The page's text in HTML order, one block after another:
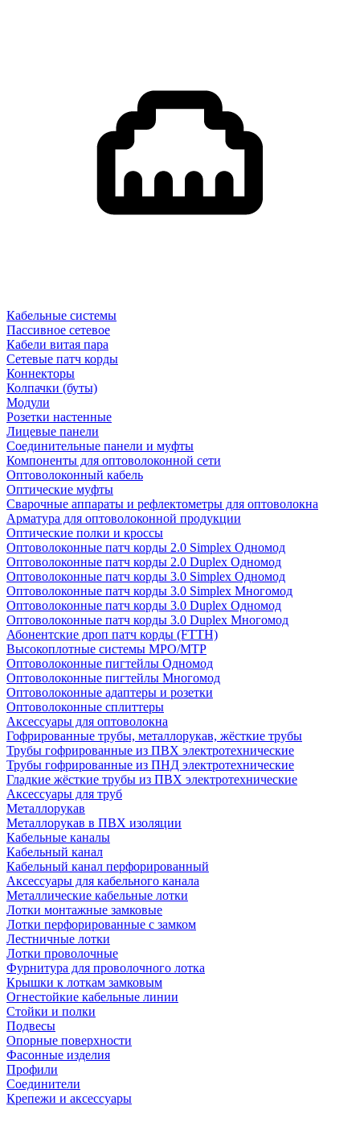
Кабельные системы
Пассивное сетевое
Кабели витая пара
Сетевые патч корды
Коннекторы
Колпачки (буты)
Модули
Розетки настенные
Лицевые панели
Соединительные панели и муфты
Компоненты для оптоволоконной сети
Оптоволоконный кабель
Оптические муфты
Сварочные аппараты и рефлектометры для оптоволокна
Арматура для оптоволоконной продукции
Оптические полки и кроссы
Оптоволоконные патч корды 2.0 Simplex Одномод
Оптоволоконные патч корды 2.0 Duplex Одномод
Оптоволоконные патч корды 3.0 Simplex Одномод
Оптоволоконные патч корды 3.0 Simplex Многомод
Оптоволоконные патч корды 3.0 Duplex Одномод
Оптоволоконные патч корды 3.0 Duplex Многомод
Абонентские дроп патч корды (FTTH)
Высокоплотные системы MPO/MTP
Оптоволоконные пигтейлы Одномод
Оптоволоконные пигтейлы Многомод
Оптоволоконные адаптеры и розетки
Оптоволоконные сплиттеры
Аксессуары для оптоволокна
Гофрированные трубы, металлорукав, жёсткие трубы
Трубы гофрированные из ПВХ электротехнические
Трубы гофрированные из ПНД электротехнические
Гладкие жёсткие трубы из ПВХ электротехнические
Аксессуары для труб
Металлорукав
Металлорукав в ПВХ изоляции
Кабельные каналы
Кабельный канал
Кабельный канал перфорированный
Аксессуары для кабельного канала
Металлические кабельные лотки
Лотки монтажные замковые
Лотки перфорированные с замком
Лестничные лотки
Лотки проволочные
Фурнитура для проволочного лотка
Крышки к лоткам замковым
Огнестойкие кабельные линии
Стойки и полки
Подвесы
Опорные поверхности
Фасонные изделия
Профили
Соединители
Крепежи и аксессуары